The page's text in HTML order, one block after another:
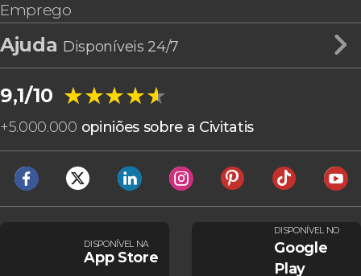
Emprego
Ajuda Disponíveis 24/7
9,1/10 ★★★★★
★★★★★
+5.000.000 opiniões sobre a Civitatis
DISPONÍVEL NA
App Store
DISPONÍVEL NO
Google
Play